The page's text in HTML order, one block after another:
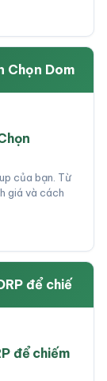
Chọn Dom
của bạn. Từ
giá và cách
để chiế
để chiếm